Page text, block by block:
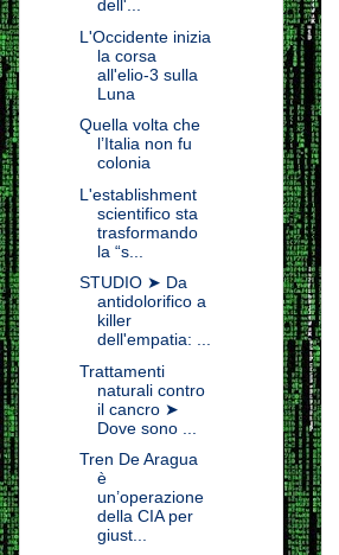
dell'...
L'Occidente inizia
la corsa
all'elio-3 sulla
Luna
Quella volta che
l’Italia non fu
colonia
L'establishment
scientifico sta
trasformando
la “s...
STUDIO ➤ Da
antidolorifico a
killer
dell'empatia: ...
Trattamenti
naturali contro
il cancro ➤
Dove sono ...
Tren De Aragua
è
un’operazione
della CIA per
giust...